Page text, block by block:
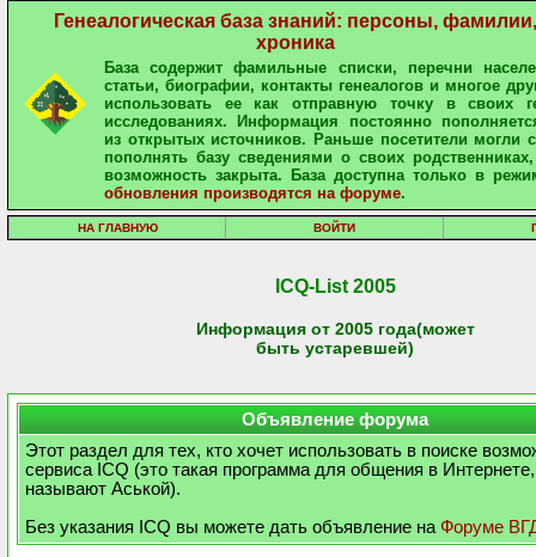
Генеалогическая база знаний: персоны, фамилии,
хроника
База содержит фамильные списки, перечни
статьи, биографии, контакты генеалогов и многое
использовать ее как отправную точку в своих
исследованиях. Информация постоянно
из открытых источников. Раньше посетители могли
пополнять базу сведениями о своих
возможность закрыта. База доступна только в
обновления производятся на форуме.
НА ГЛАВНУЮ ВОЙТИ
ICQ-List 2005
Информация от 2005 года(может
быть устаревшей)
Объявление форума
Этот раздел для тех, кто хочет использовать в поиске
сервиса ICQ (это такая программа для общения в
называют Аськой).
Без указания ICQ вы можете дать объявление на Форуме